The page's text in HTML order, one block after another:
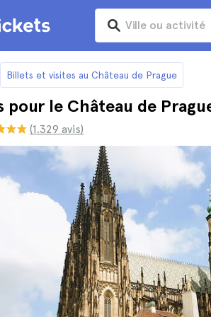
Billets et visites au Château de Prague
pour le Château de
(1.329 avis)